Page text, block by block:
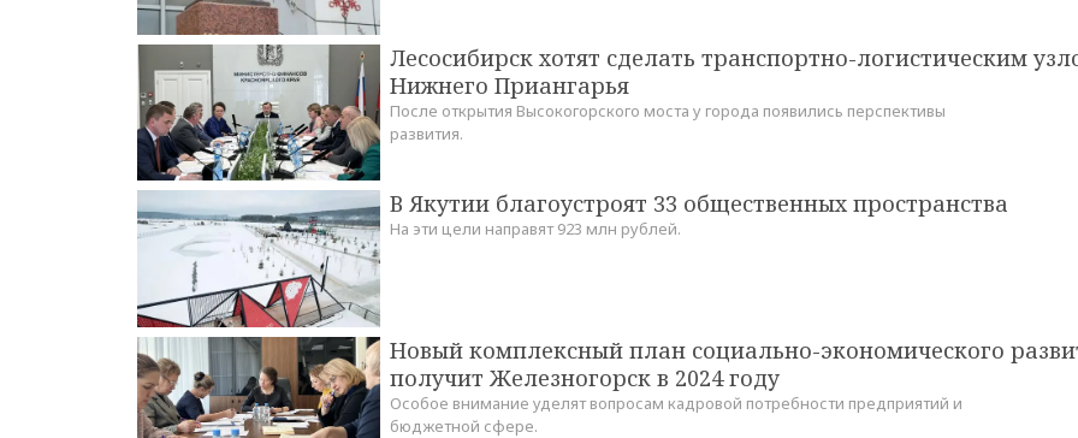
Лесосибирск хотят сделать транспортно-логистическим
Нижнего Приангарья
После открытия Высокогорского моста у города появились перспективы
развития.
В Якутии благоустроят 33 общественных пространства
На эти цели направят 923 млн рублей.
Новый комплексный план социально-экономического
получит Железногорск в 2024 году
Особое внимание уделят вопросам кадровой потребности предприятий и
бюджетной сфере.